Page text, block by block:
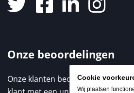
Cookie
Wij plaatsen
Onze beoordelingen
Onze klanten beoordelen ons met